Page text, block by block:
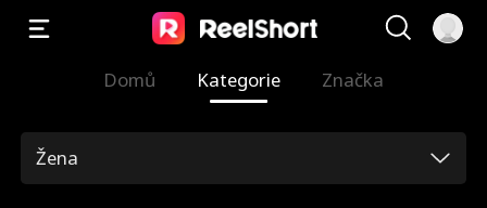
Domů Kategorie Značka
Žena